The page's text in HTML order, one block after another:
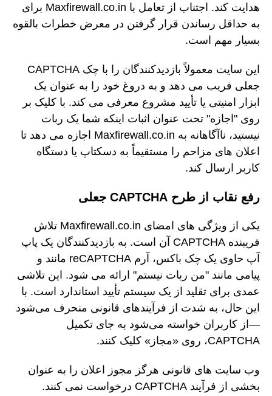
هدایت کند. اجتناب از تعامل با Maxfirewall.co.in برای
به حداقل رساندن قرار گرفتن در معرض خطرات بالقوه
بسیار مهم است.
این سایت معمولاً بازدیدکنندگان را با چک CAPTCHA
جعلی فریب می دهد و به دروغ خود را به عنوان یک
ابزار امنیتی یا تأیید مشروع معرفی می کند. با کلیک بر
روی "اجازه" تحت عنوان اثبات اینکه شما یک ربات
نیستید، ناآگاهانه به Maxfirewall.co.in اجازه می دهد تا
اعلان های مزاحم را مستقیماً به دسکتاپ یا دستگاه
کاربر ارسال کند.
رفع نقاب از طرح CAPTCHA جعلی
یکی از ویژگی های امضای Maxfirewall.co.in تلاش
فریبنده CAPTCHA آن است. به بازدیدکنندگان یک پاپ
آپ حاوی یک چک باکس، آرم reCAPTCHA مانند و
پیامی مانند "من ربات نیستم" ارائه می شود. این تلاشی
عمدی برای تقلید از یک سیستم تأیید استاندارد است. با
این حال، به شدت از فرآیندهای قانونی منحرف می‌شود
—از کاربران خواسته می‌شود به جای تکمیل
CAPTCHA، روی «مجاز» کلیک کنند.
وب سایت های قانونی هرگز مجوز اعلان را به عنوان
بخشی از فرآیند CAPTCHA درخواست نمی کنند.